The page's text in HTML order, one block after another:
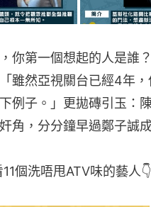
你第一個想起的人是誰
雖然亞視關台已經4年
例子。」更拋磚引玉：
角，分分鐘早過鄭子誠
11個洗唔甩ATV味的藝人